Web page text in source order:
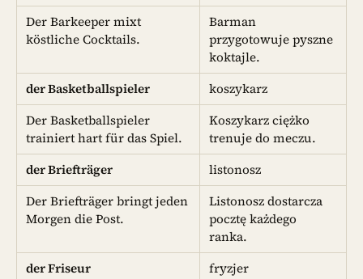
Der Barkeeper mixt
köstliche Cocktails.
Barman
przygotowuje pyszne
koktajle.
der Basketballspieler
koszykarz
Der Basketballspieler
trainiert hart für das Spiel.
Koszykarz ciężko
trenuje do meczu.
der Briefträger
listonosz
Der Briefträger bringt jeden
Morgen die Post.
Listonosz dostarcza
pocztę każdego
ranka.
der Friseur
fryzjer